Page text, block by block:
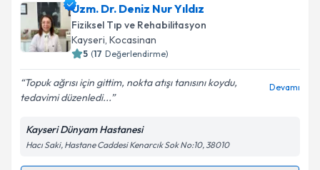
Fzt. Ahmet Kaan Çakıriçin randevu takvimi talebi
oluşturun. Size bu uzmandan randevu almanız için bir
takvim hazırlandığında e-posta ile bilgilendireceğiz.
Kişisel verilerimin işlenmesine ilişkin
Metni'ni okudum ve kişisel verilerimin belirtilen
kapsamda işlenmesini kabul ediyorum.
Uzm. Dr. Deniz Nur Yıldız
Fiziksel Tıp ve Rehabilitasyon
Kayseri, Kocasinan
5 (17 Değerlendirme)
Topuk ağrısı için gittim, nokta atışı tanısını koydu,
tedavimi düzenledi...
Devamı
Kayseri Dünyam Hastanesi
Hacı Saki, Hastane Caddesi Kenarcık Sok No:10, 38010